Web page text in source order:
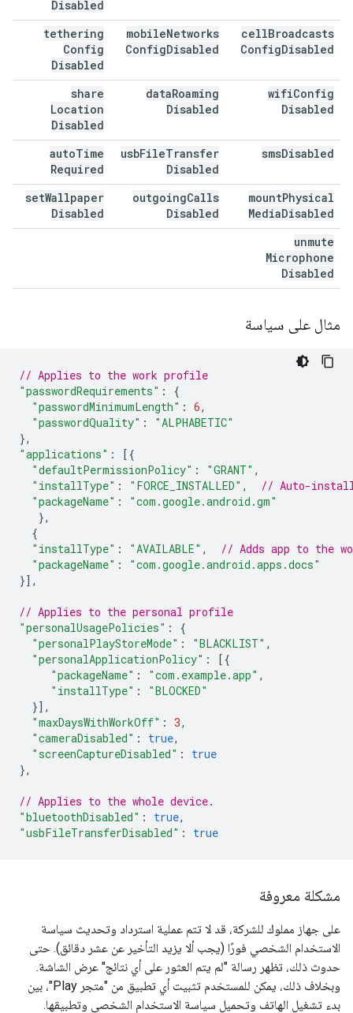
Disabled
cellBroadcasts
ConfigDisabled
mobileNetworks
ConfigDisabled
tethering
Config
Disabled
wifiConfig
Disabled
dataRoaming
Disabled
share
Location
Disabled
smsDisabled
usbFileTransfer
Disabled
autoTime
Required
mountPhysical
MediaDisabled
outgoingCalls
Disabled
setWallpaper
Disabled
unmute
Microphone
Disabled
مثال على سياسة
// Applies to the work profile
"passwordRequirements" :
{
"passwordMinimumLength" : 6,
"passwordQuality" :
"ALPHABETIC"
},
"applications" :
[{
"defaultPermissionPolicy" : "GRANT" ,
"installType" : "FORCE_INSTALLED" ,
// Auto-
"packageName" :
"com.google.android.gm"
},
{
"installType" : "AVAILABLE" ,
// Adds app to the
"packageName" :
"com.google.android.apps.docs"
}],
// Applies to the personal profile
"personalUsagePolicies" :
{
"personalPlayStoreMode" : "BLACKLIST" ,
"personalApplicationPolicy" :
[{
"packageName" : "com.example.app" ,
"installType" :
"BLOCKED"
}],
"maxDaysWithWorkOff" : 3,
"cameraDisabled" : true,
"screenCaptureDisabled" :
true
},
// Applies to the whole device.
"bluetoothDisabled" : true,
"usbFileTransferDisabled" : true
مشكلة معروفة
على جهاز مملوك للشركة، قد لا تتم عملية استرداد وتحديث سياسة
الاستخدام الشخصي فورًا (يجب ألا يزيد التأخير عن عشر دقائق). حتى
حدوث ذلك، تظهر رسالة "لم يتم العثور على أي نتائج" عرض الشاشة.
وبخلاف ذلك، يمكن للمستخدم تثبيت أي تطبيق من "متجر Play"، بين
بدء تشغيل الهاتف وتحميل سياسة الاستخدام الشخصي وتطبيقها.